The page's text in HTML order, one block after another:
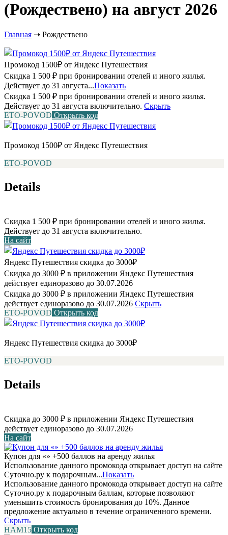
(Рождествено) на август 2026
Главная ➝ Рождествено
Промокод 1500₽ от Яндекс Путешествия
Скидка 1 500 ₽ при бронировании отелей и иного жилья.
Действует до 31 августа...Показать
Скидка 1 500 ₽ при бронировании отелей и иного жилья.
Действует до 31 августа включительно. Скрыть
ETO-POVOD Открыть код
Промокод 1500₽ от Яндекс Путешествия
ETO-POVOD
Details
Скидка 1 500 ₽ при бронировании отелей и иного жилья.
Действует до 31 августа включительно.
На сайт
Яндекс Путешествия скидка до 3000₽
Скидка до 3000 ₽ в приложении Яндекс Путешествия
действует единоразово до 30.07.2026
Скидка до 3000 ₽ в приложении Яндекс Путешествия
действует единоразово до 30.07.2026 Скрыть
ETO-POVOD Открыть код
Яндекс Путешествия скидка до 3000₽
ETO-POVOD
Details
Скидка до 3000 ₽ в приложении Яндекс Путешествия
действует единоразово до 30.07.2026
На сайт
Купон для «» +500 баллов на аренду жилья
Использование данного промокода открывает доступ на сайте
Суточно.ру к подарочным...Показать
Использование данного промокода открывает доступ на сайте
Суточно.ру к подарочным баллам, которые позволяют
уменьшить стоимость бронирования до 10%. Данное
предложение актуально в течение ограниченного времени.
Скрыть
НАМ15 Открыть код